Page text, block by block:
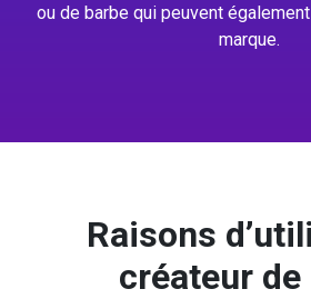
ou de barbe qui peuvent
marque.
Raisons
créateur de